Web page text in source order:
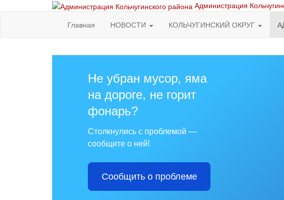
Администрация
Главная НОВОСТИ КОЛЬЧУГИНСКИЙ ОКРУГ
Не убран мусор, яма
на дороге, не горит
фонарь?
Столкнулись с проблемой —
сообщите о ней!
Сообщить о проблеме